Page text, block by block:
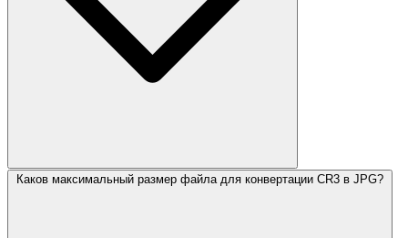
Каков максимальный размер файла для конвертации CR3 в JPG?